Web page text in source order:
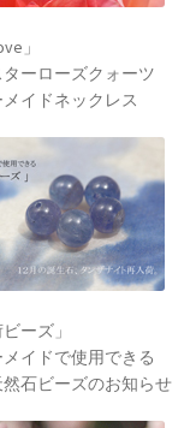
」
ーローズクォーツ
イドネックレス
ーズ」
イドで使用できる
石ビーズのお知らせ